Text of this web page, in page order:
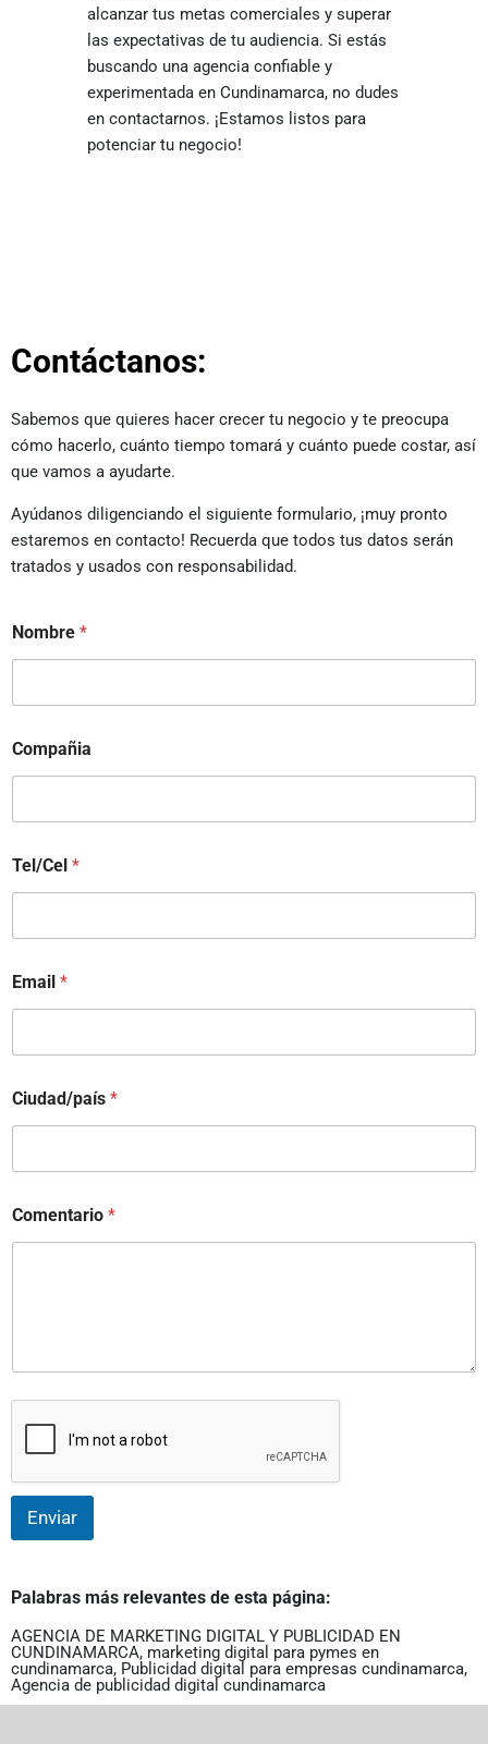
alcanzar tus metas comerciales y superar
las expectativas de tu audiencia. Si estás
buscando una agencia confiable y
experimentada en Cundinamarca, no dudes
en contactarnos. ¡Estamos listos para
potenciar tu negocio!
Contáctanos:
Sabemos que quieres hacer crecer tu negocio y te preocupa
cómo hacerlo, cuánto tiempo tomará y cuánto puede costar, así
que vamos a ayudarte.
Ayúdanos diligenciando el siguiente formulario, ¡muy pronto
estaremos en contacto! Recuerda que todos tus datos serán
tratados y usados con responsabilidad.
Nombre *
Compañia
Tel/Cel *
Email *
Ciudad/país *
Comentario *
Enviar
Palabras más relevantes de esta página:
AGENCIA DE MARKETING DIGITAL Y PUBLICIDAD EN
CUNDINAMARCA, marketing digital para pymes en
cundinamarca, Publicidad digital para empresas cundinamarca,
Agencia de publicidad digital cundinamarca